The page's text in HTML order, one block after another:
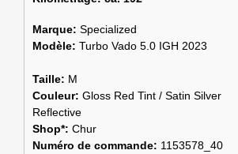
Marque: Specialized
Modèle: Turbo Vado 5.0 IGH 2023
Taille: M
Couleur: Gloss Red Tint / Satin Silver
Reflective
Shop*: Chur
Numéro de commande: 1153578_40